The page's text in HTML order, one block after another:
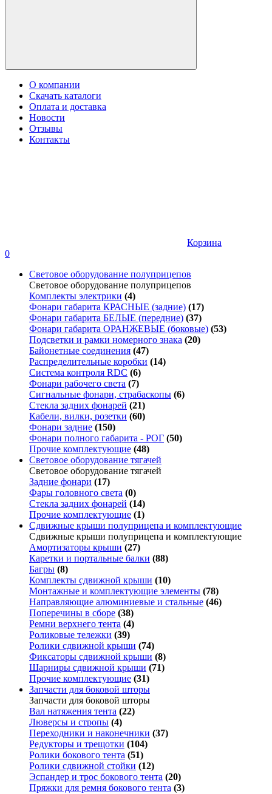
О компании
Скачать каталоги
Оплата и доставка
Новости
Отзывы
Контакты
Корзина
0
Световое оборудование полуприцепов
Световое оборудование полуприцепов
Комплекты электрики (4)
Фонари габарита КРАСНЫЕ (задние) (17)
Фонари габарита БЕЛЫЕ (передние) (37)
Фонари габарита ОРАНЖЕВЫЕ (боковые) (53)
Подсветки и рамки номерного знака (20)
Байонетные соединения (47)
Распределительные коробки (14)
Система контроля RDC (6)
Фонари рабочего света (7)
Сигнальные фонари, страбаскопы (6)
Стекла задних фонарей (21)
Кабели, вилки, розетки (60)
Фонари задние (150)
Фонари полного габарита - РОГ (50)
Прочие комплектующие (48)
Световое оборудование тягачей
Световое оборудование тягачей
Задние фонари (17)
Фары головного света (0)
Стекла задних фонарей (14)
Прочие комплектующие (1)
Сдвижные крыши полуприцепа и комплектующие
Сдвижные крыши полуприцепа и комплектующие
Амортизаторы крыши (27)
Каретки и портальные балки (88)
Багры (8)
Комплекты сдвижной крыши (10)
Монтажные и комплектующие элементы (78)
Направляющие алюминиевые и стальные (46)
Поперечины в сборе (38)
Ремни верхнего тента (4)
Роликовые тележки (39)
Ролики сдвижной крыши (74)
Фиксаторы сдвижной крыши (8)
Шарниры сдвижной крыши (71)
Прочие комплектующие (31)
Запчасти для боковой шторы
Запчасти для боковой шторы
Вал натяжения тента (22)
Люверсы и стропы (4)
Переходники и наконечники (37)
Редукторы и трещотки (104)
Ролики бокового тента (51)
Ролики сдвижной стойки (12)
Эспандер и трос бокового тента (20)
Пряжки для ремня бокового тента (3)